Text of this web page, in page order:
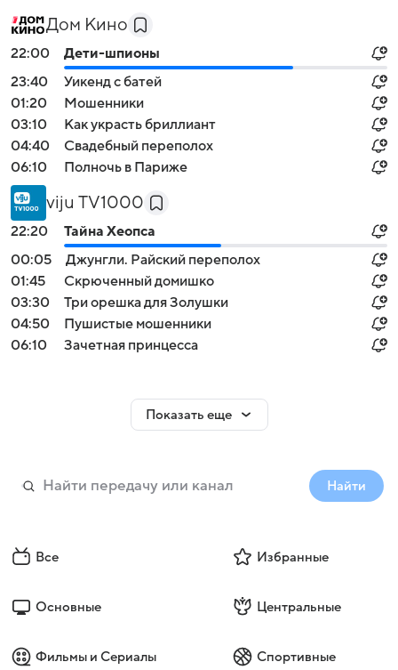
Дом Кино
22:00
Дети-шпионы
23:40
Уикенд с батей
01:20
Мошенники
03:10
Как украсть бриллиант
04:40
Свадебный переполох
06:10
Полночь в Париже
viju TV1000
22:20
Тайна Хеопса
00:05
Джунгли. Райский переполох
01:45
Скрюченный домишко
03:30
Три орешка для Золушки
04:50
Пушистые мошенники
06:10
Зачетная принцесса
Показать еще
Найти
Все Избранные
Основные Центральные
Фильмы и Сериалы Спортивные